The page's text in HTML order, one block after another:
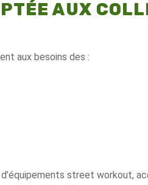
AUX
aux besoins des :
street workout,